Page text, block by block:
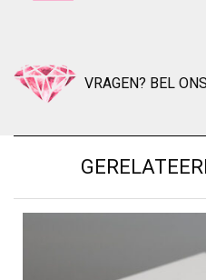
VRAGEN? BEL ONS